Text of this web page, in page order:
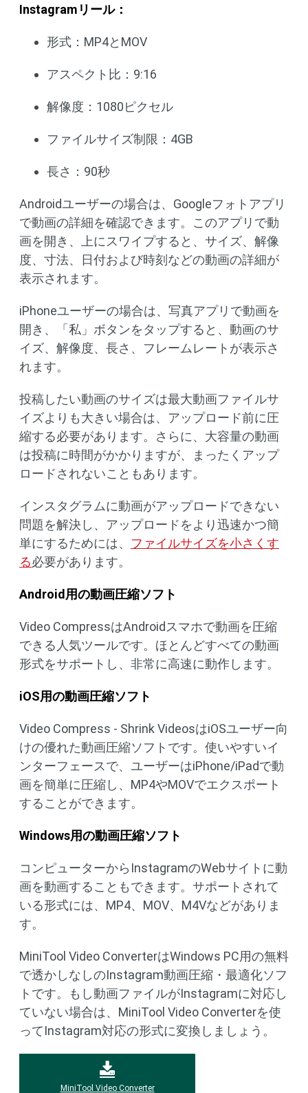
Instagramリール：
形式：MP4とMOV
アスペクト比：9:16
解像度：1080ピクセル
ファイルサイズ制限：4GB
長さ：90秒
Androidユーザーの場合は、Googleフォトアプリ
で動画の詳細を確認できます。このアプリで動
画を開き、上にスワイプすると、サイズ、解像
度、寸法、日付および時刻などの動画の詳細が
表示されます。
iPhoneユーザーの場合は、写真アプリで動画を
開き、「私」ボタンをタップすると、動画のサ
イズ、解像度、長さ、フレームレートが表示さ
れます。
投稿したい動画のサイズは最大動画ファイルサ
イズよりも大きい場合は、アップロード前に圧
縮する必要があります。さらに、大容量の動画
は投稿に時間がかかりますが、まったくアップ
ロードされないこともあります。
インスタグラムに動画がアップロードできない
問題を解決し、アップロードをより迅速かつ簡
単にするためには、 ファイルサイズを小さくす
る必要があります。
Android用の動画圧縮ソフト
Video CompressはAndroidスマホで動画を圧縮
できる人気ツールです。ほとんどすべての動画
形式をサポートし、非常に高速に動作します。
iOS用の動画圧縮ソフト
Video Compress - Shrink VideosはiOSユーザー向
けの優れた動画圧縮ソフトです。使いやすいイ
ンターフェースで、ユーザーはiPhone/iPadで動
画を簡単に圧縮し、MP4やMOVでエクスポート
することができます。
Windows用の動画圧縮ソフト
コンピューターからInstagramのWebサイトに動
画を動画することもできます。サポートされて
いる形式には、MP4、MOV、M4Vなどがありま
す。
MiniTool Video ConverterはWindows PC用の無料
で透かしなしのInstagram動画圧縮・最適化ソフ
トです。もし動画ファイルがInstagramに対応し
ていない場合は、MiniTool Video Converterを使
ってInstagram対応の形式に変換しましょう。
MiniTool Video Converter